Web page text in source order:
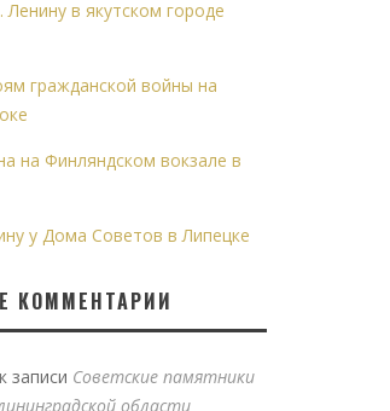
в якутском городе
гражданской войны на
на Финляндском вокзале в
у Дома Советов в Липецке
КОММЕНТАРИИ
к записи Советские памятники
области